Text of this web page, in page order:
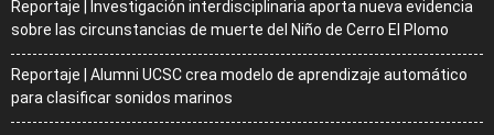
Reportaje | Investigación interdisciplinaria aporta nueva evidencia
sobre las circunstancias de muerte del Niño de Cerro El Plomo
Reportaje | Alumni UCSC crea modelo de aprendizaje automático
para clasificar sonidos marinos